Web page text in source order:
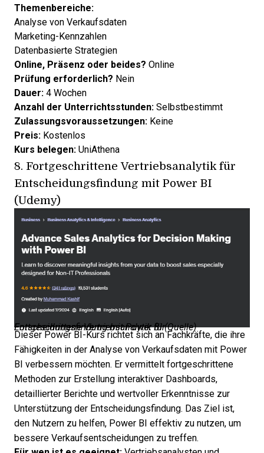
Themenbereiche:
Analyse von Verkaufsdaten
Marketing-Kennzahlen
Datenbasierte Strategien
Online, Präsenz oder beides? Online
Prüfung erforderlich? Nein
Dauer: 4 Wochen
Anzahl der Unterrichtsstunden: Selbstbestimmt
Zulassungsvoraussetzungen: Keine
Preis: Kostenlos
Kurs belegen: UniAthena
8. Fortgeschrittene Vertriebsanalytik für
Entscheidungsfindung mit Power BI
(Udemy)
Fortgeschrittene Vertriebsanalytik für Entscheidungsfindung mit Power BI (Quelle)
Dieser Power BI-Kursrichtet sich an Fachkräfte, die ihre
Fähigkeiten in der Analyse von Verkaufsdaten mit Power
BI verbessern möchten. Er vermittelt fortgeschrittene
Methoden zur Erstellung interaktiver Dashboards,
detaillierter Berichte und wertvoller Erkenntnisse zur
Unterstützung der Entscheidungsfindung. Das Ziel ist,
den Nutzern zu helfen, Power BI effektiv zu nutzen, um
bessere Verkaufsentscheidungen zu treffen.